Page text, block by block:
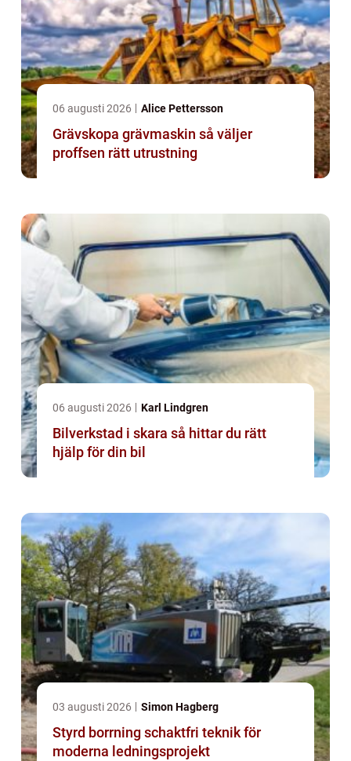
06 augusti 2026 Alice Pettersson
Grävskopa grävmaskin så väljer
proffsen rätt utrustning
06 augusti 2026 Karl Lindgren
Bilverkstad i skara så hittar du rätt
hjälp för din bil
03 augusti 2026 Simon Hagberg
Styrd borrning schaktfri teknik för
moderna ledningsprojekt